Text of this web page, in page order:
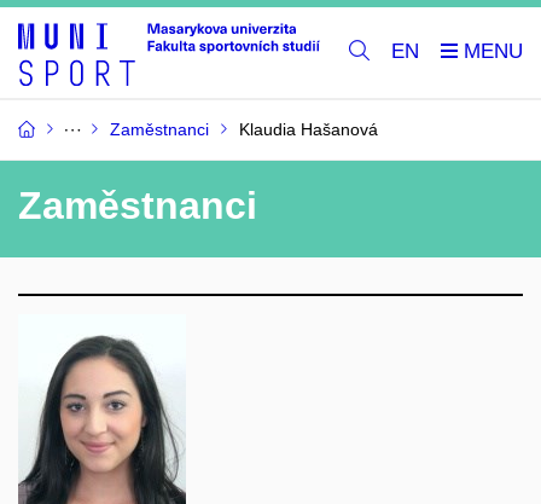
EN
Zaměstnanci Klaudia Hašanová
Zaměstnanci